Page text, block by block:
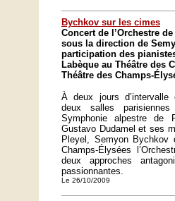
Bychkov sur les cimes
Concert de l’Orchestre
sous la direction de
participation des
Labèque au Théâtre des
Théâtre des Champs-
À deux jours d’intervalle
deux salles
Symphonie alpestre de
Gustavo Dudamel et ses
Pleyel, Semyon Bychkov
Champs-Élysées
deux approches
passionnantes.
Le 26/10/2009